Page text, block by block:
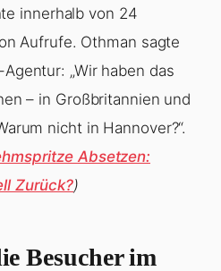
innerhalb von 24
Aufrufe. Othman sagte
„Wir haben das
– in Großbritannien und
nicht in Hannover?“.
Absetzen:
Zurück?)
Besucher im